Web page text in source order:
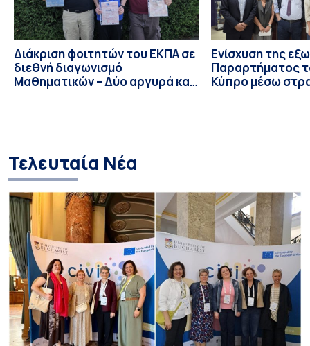
Διάκριση φοιτητών του ΕΚΠΑ σε
διεθνή διαγωνισμό
Μαθηματικών – Δύο αργυρά και
Ενίσχυση της
Παραρτήματος
Κύπρο μέσω
Τελευταία Νέα